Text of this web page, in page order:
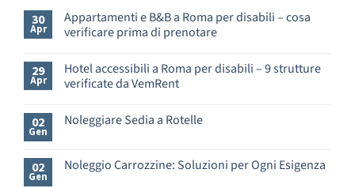
30
Apr
Appartamenti e B&B a Roma per disabili – cosa
verificare prima di prenotare
commento
su
Appartamenti
a
–
29
Apr
Hotel accessibili a Roma per disabili – 9 strutture
verificate da VemRent
commento
su
a
Roma
02
Gen
Noleggiare Sedia a Rotelle
su
Noleggiare
02
Gen
Noleggio Carrozzine: Soluzioni per Ogni Esigenza